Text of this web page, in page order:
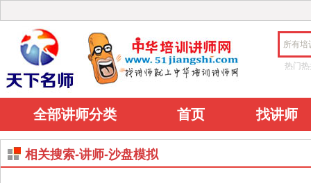
所有培
热门
全部讲师分类 首页 找讲师
相关搜索-讲师-沙盘模拟